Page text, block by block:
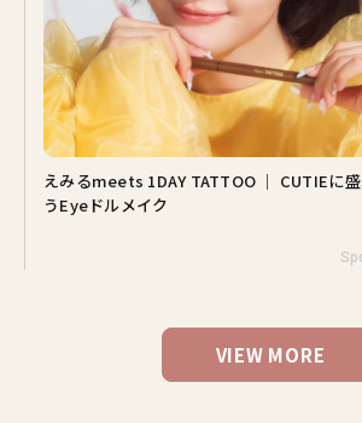
えみるmeets 1DAY TATTOO ｜ CUTIEに
うEyeドルメイク
VIEW MORE